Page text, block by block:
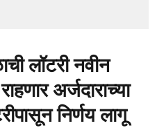
लॉटरी नवीन
अर्जदाराच्या
निर्णय लागू